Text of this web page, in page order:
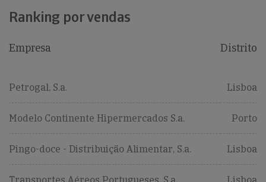
Ranking por vendas
Empresa Distrito
Petrogal, S.a. Lisboa
Modelo Continente Hipermercados S.a. Porto
Pingo-doce - Distribuição Alimentar, S.a. Lisboa